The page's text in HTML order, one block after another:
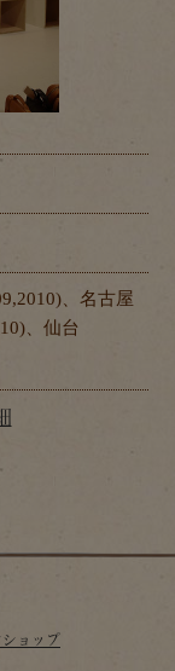
、名古屋
、仙台
ョップ